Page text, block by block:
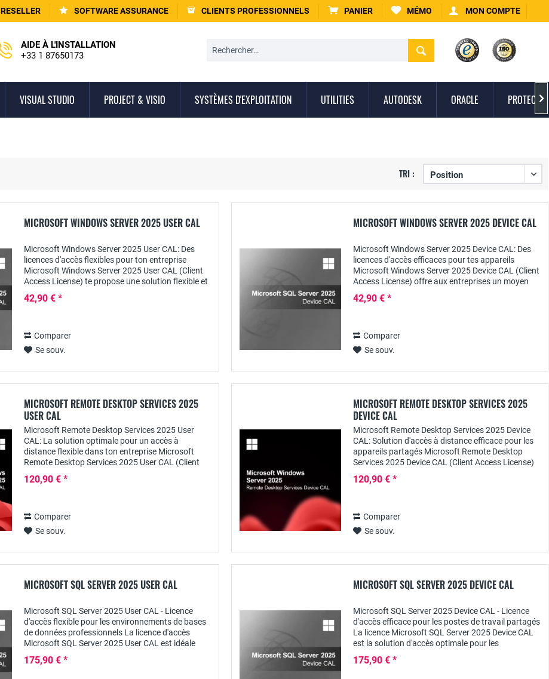
RESELLER SOFTWARE ASSURANCE CLIENTS PROFESSIONNELS PANIER MÉMO MON COMPTE
AIDE À L'INSTALLATION
+33 1 87650173
VISUAL STUDIO PROJECT & VISIO SYSTÈMES D'EXPLOITATION UTILITIES AUTODESK ORACLE 
TRI :
MICROSOFT WINDOWS SERVER 2025 USER CAL
Microsoft Windows Server 2025 User CAL: Des
licences d'accès flexibles pour ton entreprise
Microsoft Windows Server 2025 User CAL (Client
Access License) te propose une solution flexible et
42,90 € *
Comparer
Se souv.
MICROSOFT WINDOWS SERVER 2025 DEVICE CAL
Microsoft Windows Server 2025 Device CAL: Des
licences d'accès efficaces pour tes appareils
Microsoft Windows Server 2025 Device CAL (Client
Access License) offre aux entreprises un moyen
42,90 € *
Comparer
Se souv.
MICROSOFT REMOTE DESKTOP SERVICES 2025
USER CAL
Microsoft Remote Desktop Services 2025 User
CAL: La solution optimale pour un accès à
distance flexible dans ton entreprise Microsoft
Remote Desktop Services 2025 User CAL (Client
sûre de...
120,90 € *
Comparer
Se souv.
MICROSOFT REMOTE DESKTOP SERVICES 2025
DEVICE CAL
Microsoft Remote Desktop Services 2025 Device
CAL: Solution d'accès à distance efficace pour les
appareils partagés Microsoft Remote Desktop
Services 2025 Device CAL (Client Access License)
120,90 € *
Comparer
Se souv.
MICROSOFT SQL SERVER 2025 USER CAL
Microsoft SQL Server 2025 User CAL - Licence
d'accès flexible pour les environnements de bases
de données professionnels La licence d'accès
Microsoft SQL Server 2025 User CAL est idéale
175,90 € *
MICROSOFT SQL SERVER 2025 DEVICE CAL
Microsoft SQL Server 2025 Device CAL - Licence
d'accès efficace pour les postes de travail partagés
La licence Microsoft SQL Server 2025 Device CAL
est la solution d'accès optimale pour les
175,90 € *